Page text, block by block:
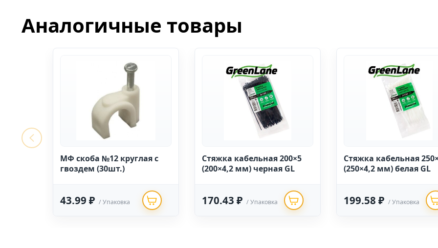
Аналогичные товары
МФ скоба №12 круглая с
гвоздем (30шт.)
43.99 ₽ / Упаковка
Стяжка кабельная 200×5
(200×4,2 мм) черная GL
170.43 ₽ / Упаковка
Стяжка кабельная
(250×4,2 мм) белая GL
199.58 ₽ / Упаковка